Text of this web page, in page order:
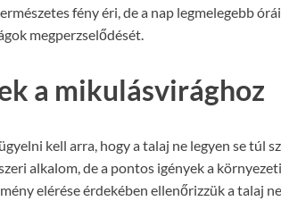
fény éri, de a nap legmelegebb
megperzselődését.
a mikulásvirághoz
kell arra, hogy a talaj ne legyen se túl
alkalom, de a pontos igények a
elérése érdekében ellenőrizzük a talaj